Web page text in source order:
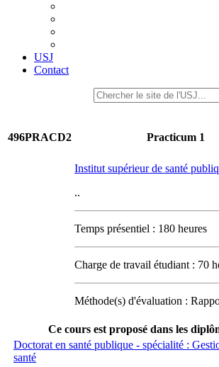
USJ
Contact
496PRACD2 Practicum 1
Institut supérieur de santé
..
Temps présentiel : 180 heures
Charge de travail étudiant : 70
Méthode(s) d'évaluation :
Ce cours est proposé dans les
Doctorat en santé publique - spécialité :
santé